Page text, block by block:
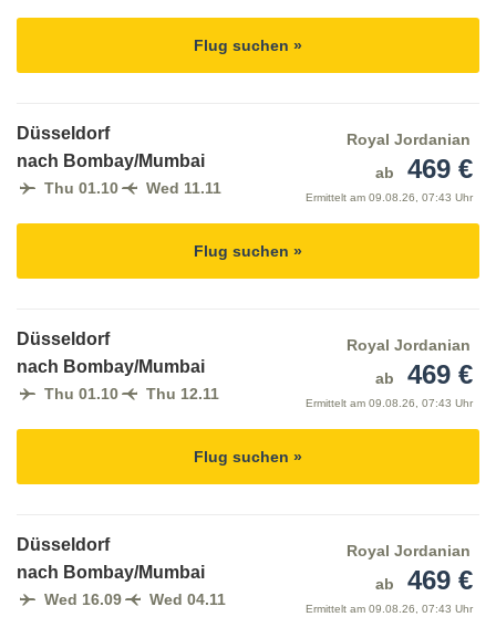
Flug suchen »
Düsseldorf
nach Bombay/Mumbai
Thu 01.10 Wed 11.11
Royal Jordanian
ab
469 €
Ermittelt am 09.08.26, 07:43 Uhr
Flug suchen »
Düsseldorf
nach Bombay/Mumbai
Thu 01.10 Thu 12.11
Royal Jordanian
ab
469 €
Ermittelt am 09.08.26, 07:43 Uhr
Flug suchen »
Düsseldorf
nach Bombay/Mumbai
Wed 16.09 Wed 04.11
Royal Jordanian
ab
469 €
Ermittelt am 09.08.26, 07:43 Uhr